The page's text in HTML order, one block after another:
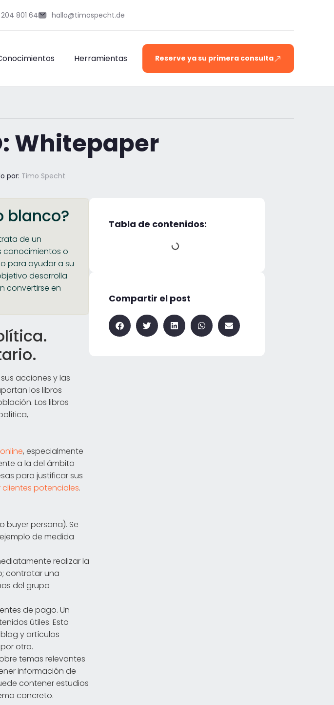
801 64 hallo@timospecht.de
Herramientas Reserve ya su primera consulta
Whitepaper
por: Timo Specht
blanco?
de un
conocimientos o
para ayudar a su
desarrolla
convertirse en
acciones y las
los libros
Los libros
online, especialmente
a la del ámbito
para justificar sus
clientes potenciales.
buyer persona). Se
de medida
realizar la
contratar una
del grupo
de pago. Un
útiles. Esto
y artículos
otro.
temas relevantes
información de
contener estudios
concreto.
Tabla de contenidos:
Compartir el post